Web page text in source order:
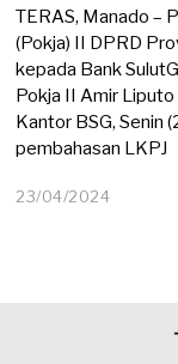
TERAS, Manado –
(Pokja) II DPRD
kepada Bank
Pokja II Amir
Kantor BSG, Senin
pembahasan LKPJ
23/04/2024